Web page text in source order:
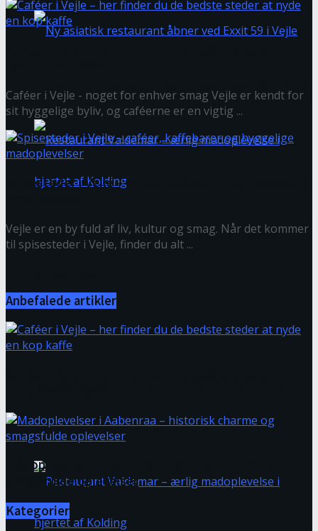
Restaurant i Kolding – her finder du byens
bedste steder at spise
Caféer i Vejle - noget for enhver smag Vejle er kendt for
sit hyggelige byliv, og caféerne er en vigtig ...
Spisesteder i Vejle – caféer, kaffebarer og hyggelige
Vejle er en by fuld af liv, kultur og smag. Når det kommer
til spisesteder i Vejle, finder du alt ...
Anbefalede artikler
Madoplevelser i Aabenraa – historisk charme og
smagsfulde oplevelser
Kategorier